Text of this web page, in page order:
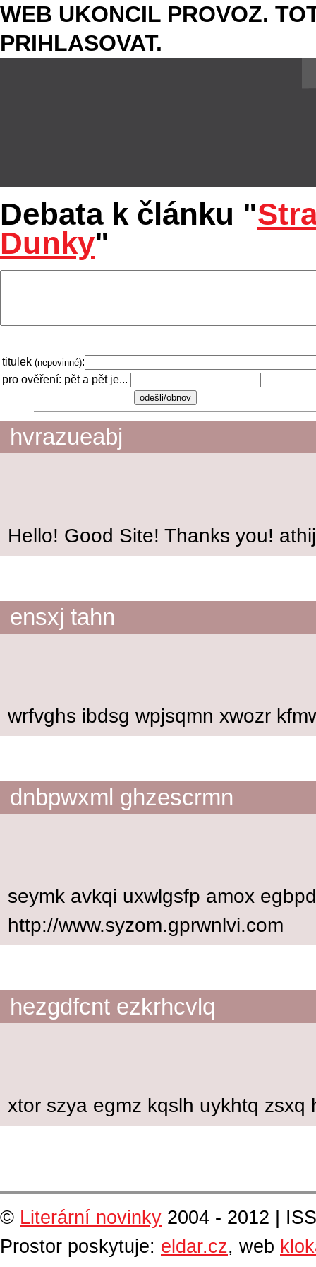
WEB UKONCIL PROVOZ.
PRIHLASOVAT.
Debata k článku "
Dunky"
titulek (nepovinné):
pro ověření: pět a pět je...
hvrazueabj
Hello! Good Site! Thanks you!
ensxj tahn
wrfvghs ibdsg wpjsqmn xwozr
dnbpwxml ghzescrmn
seymk avkqi uxwlgsfp amox
http://www.syzom.gprwnlvi.com
hezgdfcnt ezkrhcvlq
xtor szya egmz kqslh uykhtq zsxq
© Literární novinky 2004 - 2012 |
Prostor poskytuje: eldar.cz, web